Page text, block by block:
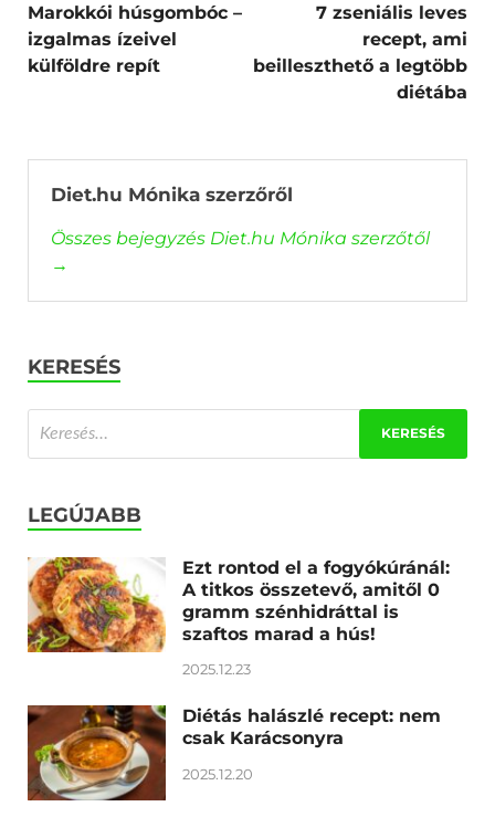
Marokkói húsgombóc –
izgalmas ízeivel
külföldre repít
7 zseniális leves
recept, ami
beilleszthető a legtöbb
diétába
Diet.hu Mónika szerzőről
Összes bejegyzés Diet.hu Mónika szerzőtől
→
KERESÉS
LEGÚJABB
Ezt rontod el a fogyókúránál:
A titkos összetevő, amitől 0
gramm szénhidráttal is
szaftos marad a hús!
2025.12.23
Diétás halászlé recept: nem
csak Karácsonyra
2025.12.20